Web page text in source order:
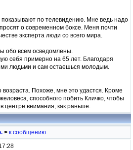
по телевидению. Мне ведь надо
о современном боксе. Меня почти
эксперта люди со всего мира.
обо всем осведомлены.
себя примерно на 65 лет. Благодаря
людьми и сам остаешься молодым.
Похоже, мне это удастся. Кроме
способного побить Кличко, чтобы
центре внимания, как раньше.
> к сообщению